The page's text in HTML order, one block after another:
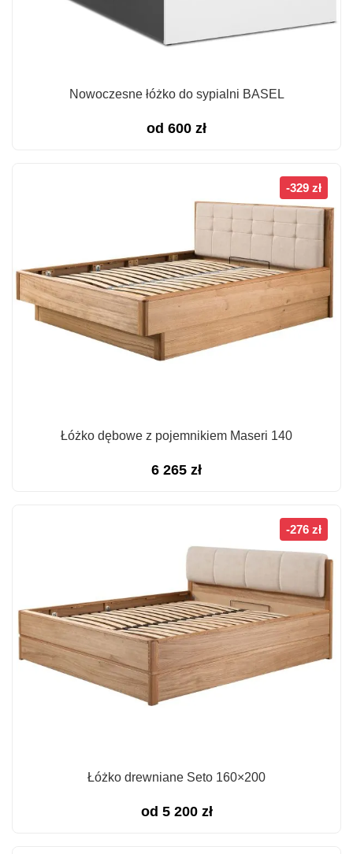
Nowoczesne łóżko do sypialni BASEL
od 600 zł
-329 zł
Łóżko dębowe z pojemnikiem Maseri 140
6 265 zł
-276 zł
Łóżko drewniane Seto 160×200
od 5 200 zł